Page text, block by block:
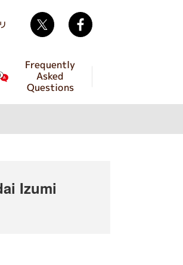
Frequently
Asked
Questions
Twitter
Izumi